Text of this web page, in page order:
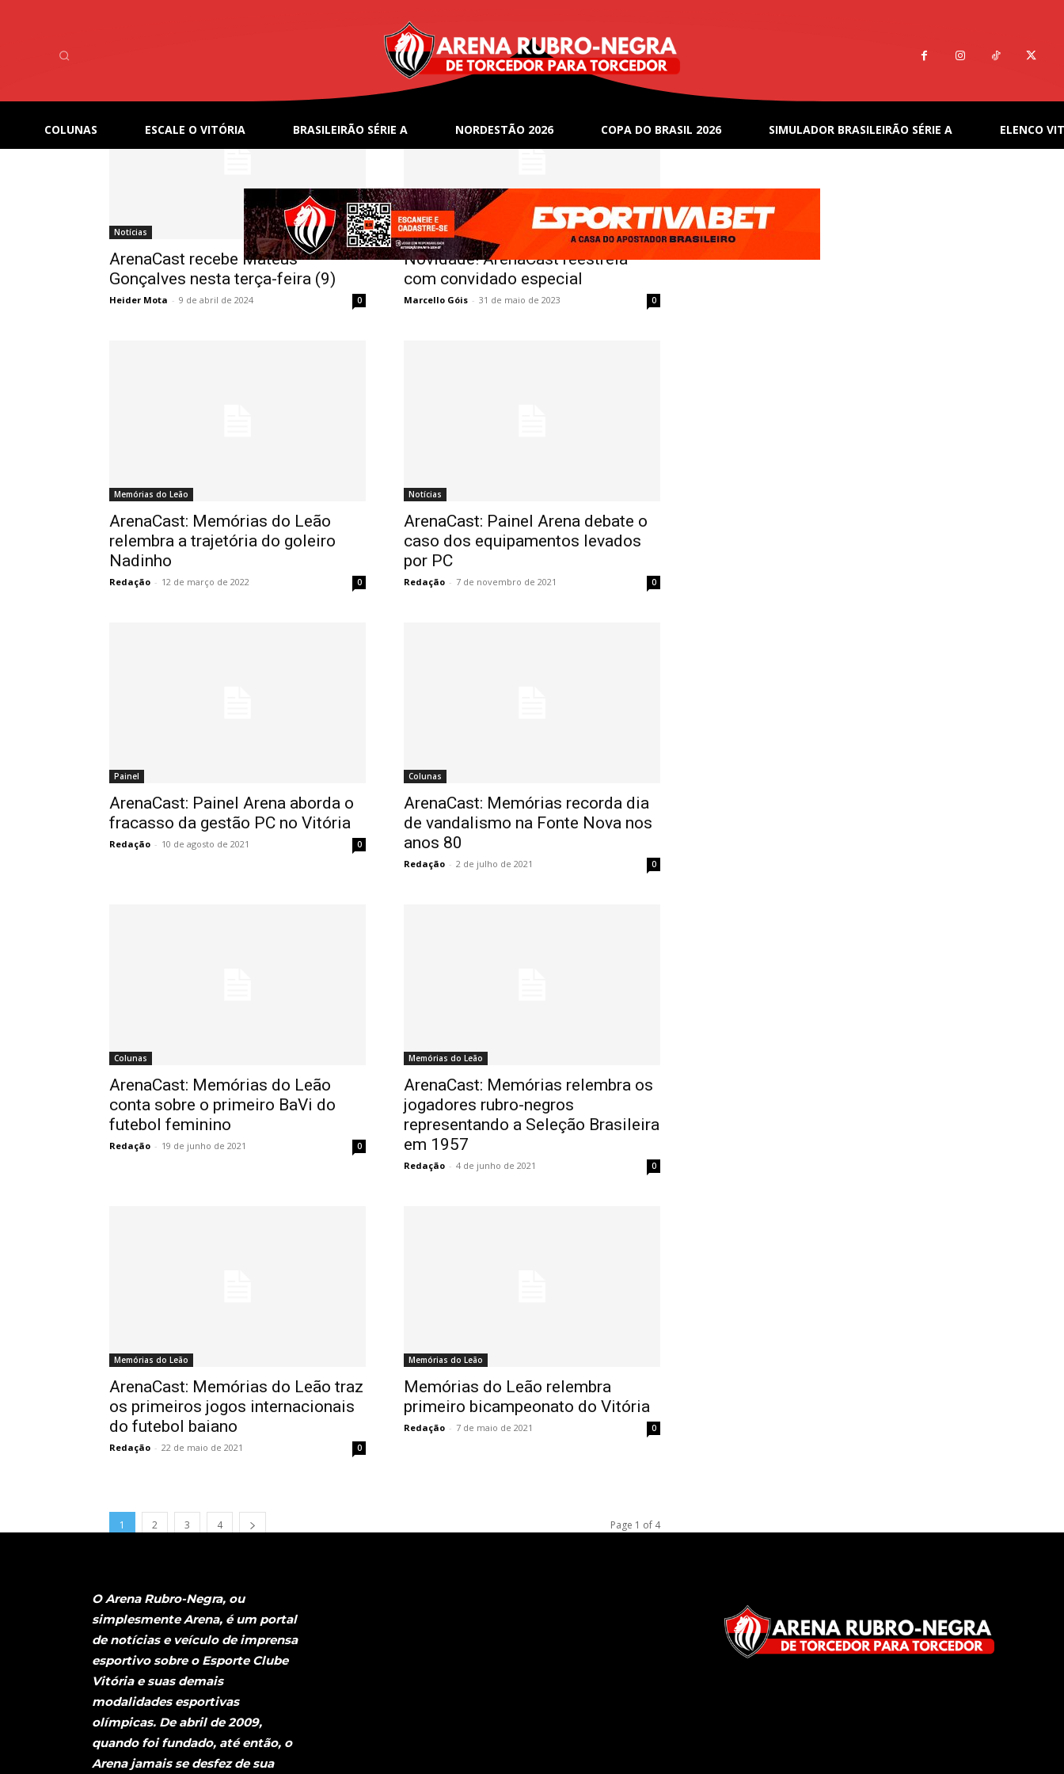
COLUNAS ESCALE O VITÓRIA BRASILEIRÃO SÉRIE A NORDESTÃO 2026 COPA DO BRASIL 2026 SIMULADOR BRASILEIRÃO SÉRIE A ELENCO
Notícias
ArenaCast recebe Mateus
Gonçalves nesta terça-feira (9)
Heider Mota - 9 de abril de 2024 0
Podcasts
Novidade! ArenaCast reestreia
com convidado especial
Marcello Góis - 31 de maio de 2023 0
Memórias do Leão
ArenaCast: Memórias do Leão
relembra a trajetória do goleiro
Nadinho
Redação - 12 de março de 2022 0
Notícias
ArenaCast: Painel Arena debate o
caso dos equipamentos levados
por PC
Redação - 7 de novembro de 2021 0
Painel
ArenaCast: Painel Arena aborda o
fracasso da gestão PC no Vitória
Redação - 10 de agosto de 2021 0
Colunas
ArenaCast: Memórias recorda dia
de vandalismo na Fonte Nova nos
anos 80
Redação - 2 de julho de 2021 0
Colunas
ArenaCast: Memórias do Leão
conta sobre o primeiro BaVi do
futebol feminino
Redação - 19 de junho de 2021 0
Memórias do Leão
ArenaCast: Memórias relembra os
jogadores rubro-negros
representando a Seleção Brasileira
em 1957
Redação - 4 de junho de 2021 0
Memórias do Leão
ArenaCast: Memórias do Leão traz
os primeiros jogos internacionais
do futebol baiano
Redação - 22 de maio de 2021 0
Memórias do Leão
Memórias do Leão relembra
primeiro bicampeonato do Vitória
Redação - 7 de maio de 2021 0
1 2 3 4 Page 1 of 4
O Arena Rubro-Negra, ou
simplesmente Arena, é um portal
de notícias e veículo de imprensa
esportivo sobre o Esporte Clube
Vitória e suas demais
modalidades esportivas
olímpicas. De abril de 2009,
quando foi fundado, até então, o
Arena jamais se desfez de sua